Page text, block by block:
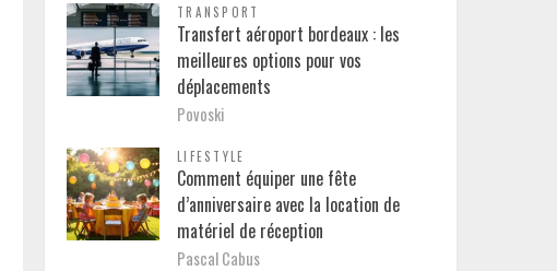
TRANSPORT
Transfert aéroport bordeaux : les
meilleures options pour vos
déplacements
Povoski
LIFESTYLE
Comment équiper une fête
d’anniversaire avec la location de
matériel de réception
Pascal Cabus